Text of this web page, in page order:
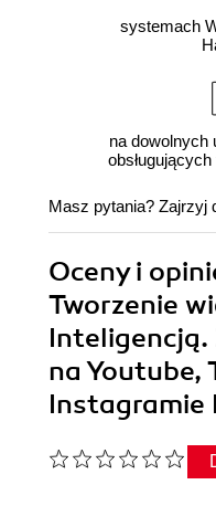
systemach
na dowolnych
Masz pytania? Zajrzyj
Oceny i
Tworzenie
Inteligencją.
na Youtube,
Instagramie